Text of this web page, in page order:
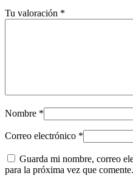
Tu valoración *
Nombre *
Correo electrónico *
Guarda mi nombre, correo
para la próxima vez que comente.